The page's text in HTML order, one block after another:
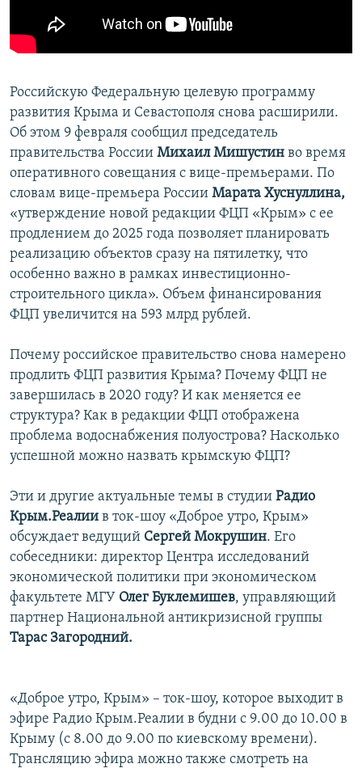
ПОБЕДИТЕЛЕЙ НЕ СУДЯТ?
КРЫМ.НЕПОКОРЕННЫЙ
УКРАИНСКАЯ ПРОБЛЕМА КРЫМА
ПРИСОЕДИНЯЙТЕСЬ!
Все сайты RFE/RL
Российскую Федеральную целевую программу
развития Крыма и Севастополя снова расширили.
Об этом 9 февраля сообщил председатель
правительства России Михаил Мишустин во время
оперативного совещания с вице-премьерами. По
словам вице-премьера России Марата Хуснуллина,
«утверждение новой редакции ФЦП «Крым» с ее
продлением до 2025 года позволяет планировать
реализацию объектов сразу на пятилетку, что
особенно важно в рамках инвестиционно-
строительного цикла». Объем финансирования
ФЦП увеличится на 593 млрд рублей.
Почему российское правительство снова намерено
продлить ФЦП развития Крыма? Почему ФЦП не
завершилась в 2020 году? И как меняется ее
структура? Как в редакции ФЦП отображена
проблема водоснабжения полуострова? Насколько
успешной можно назвать крымскую ФЦП?
Эти и другие актуальные темы в студии Радио
Крым.Реалии в ток-шоу «Доброе утро, Крым»
обсуждает ведущий Сергей Мокрушин. Его
собеседники: директор Центра исследований
экономической политики при экономическом
факультете МГУ Олег Буклемишев, управляющий
партнер Национальной антикризисной группы
Тарас Загородний.
«Доброе утро, Крым» – ток-шоу, которое выходит в
эфире Радио Крым.Реалии в будни с 9.00 до 10.00 в
Крыму (с 8.00 до 9.00 по киевскому времени).
Трансляцию эфира можно также смотреть на